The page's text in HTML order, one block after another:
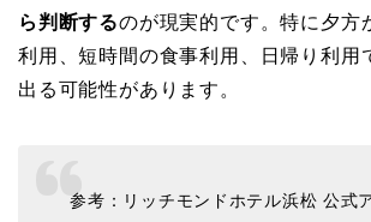
ら判断するのが現実的です。特に夕方
利用、短時間の食事利用、日帰り利用
出る可能性があります。
参考：リッチモンドホテル浜松 公式